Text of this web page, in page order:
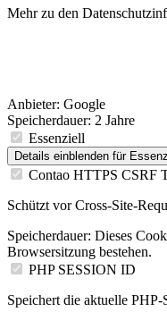
Mehr zu den
Anbieter: Google
Speicherdauer: 2 Jahre
Essenziell
Details einblenden für
Contao HTTPS CSRF
Schützt vor Cross-Site-
Speicherdauer: Dieses
Browsersitzung bestehen.
PHP SESSION ID
Speichert die aktuelle PHP-